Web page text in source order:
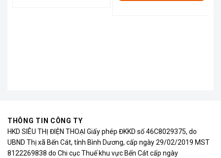
THÔNG TIN CÔNG TY
HKD SIÊU THỊ ĐIỆN THOẠI Giấy phép ĐKKD số 46C8029375, do
UBND Thị xã Bến Cát, tỉnh Bình Dương, cấp ngày 29/02/2019 MST
8122269838 do Chi cục Thuế khu vực Bến Cát cấp ngày